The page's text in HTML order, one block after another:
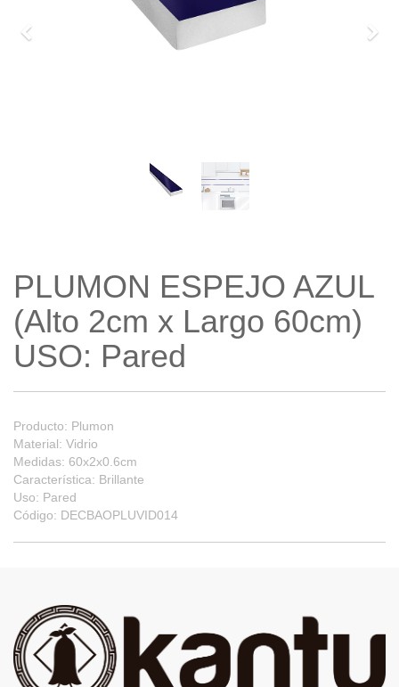
PLUMON ESPEJO AZUL
(Alto 2cm x Largo 60cm)
USO: Pared
Producto: Plumon
Material: Vidrio
Medidas: 60x2x0.6cm
Característica: Brillante
Uso: Pared
Código: DECBAOPLUVID014